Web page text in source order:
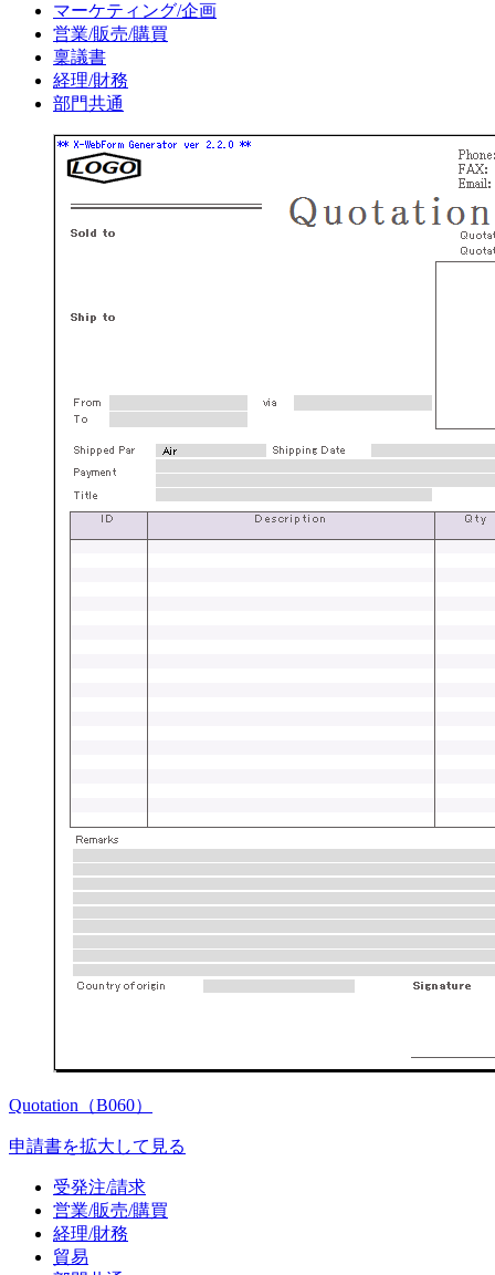
マーケティング/企画
営業/販売/購買
稟議書
経理/財務
部門共通
Quotation（B060）
申請書を拡大して見る
受発注/請求
営業/販売/購買
経理/財務
貿易